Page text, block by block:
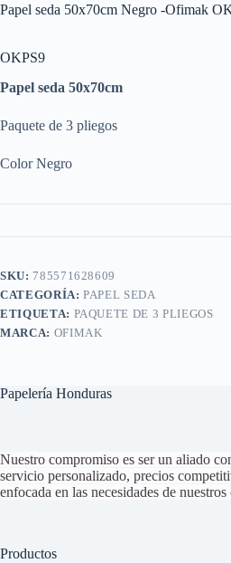
Papel seda 50x70cm Negro -Ofimak
OKPS9
Papel seda 50x70cm
Paquete de 3 pliegos
Color Negro
SKU: 785571628609
CATEGORÍA:PAPEL SEDA
ETIQUETA: PAQUETE DE 3 PLIEGOS
MARCA: OFIMAK
Papelería Honduras
Nuestro compromiso es ser un aliado
servicio personalizado, precios
enfocada en las necesidades de nuestros
Productos